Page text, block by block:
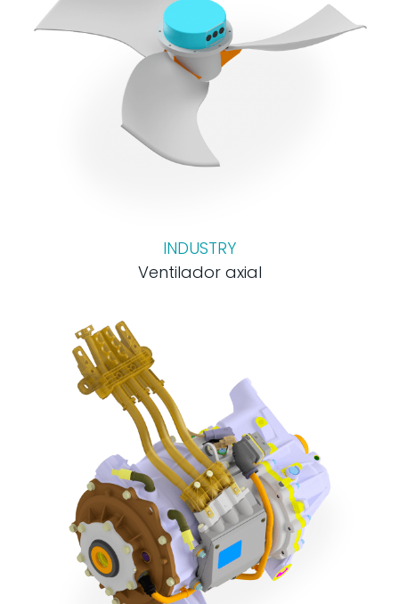
INDUSTRY
Ventilador axial